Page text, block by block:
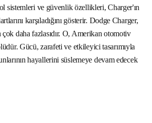
sistemleri ve güvenlik özellikleri, Charger'ın
karşıladığını gösterir. Dodge Charger,
daha fazlasıdır. O, Amerikan otomotiv
Gücü, zarafeti ve etkileyici tasarımıyla
hayallerini süslemeye devam edecek